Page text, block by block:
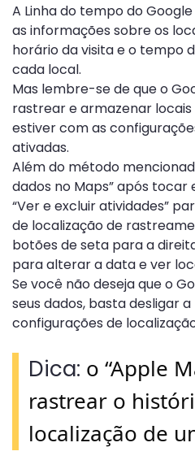
A Linha do tempo do
as informações sobre os
horário da visita e o tempo
cada local.
Mas lembre-se de que o
rastrear e armazenar locais
estiver com as
ativadas.
Além do método
dados no Maps” após tocar
“Ver e excluir atividades”
de localização de
botões de seta para a
para alterar a data e ver
Se você não deseja que o
seus dados, basta desligar
configurações de
Dica: o “Apple
rastrear o
localização de